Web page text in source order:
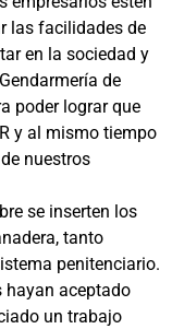
las facilidades de
en la sociedad y
de
poder lograr que
y al mismo tiempo
nuestros
se inserten los
tanto
penitenciario.
hayan aceptado
un trabajo